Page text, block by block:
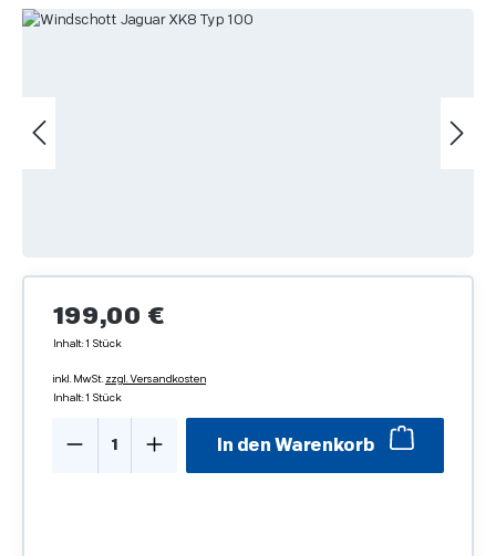
Bildergalerie überspringen
Regulärer Preis:
199,00 €
Inhalt:1 Stück
inkl. MwSt. zzgl. Versandkosten
Inhalt:1 Stück
Produkt Anzahl: Gib den gewünschten
In den Warenkorb